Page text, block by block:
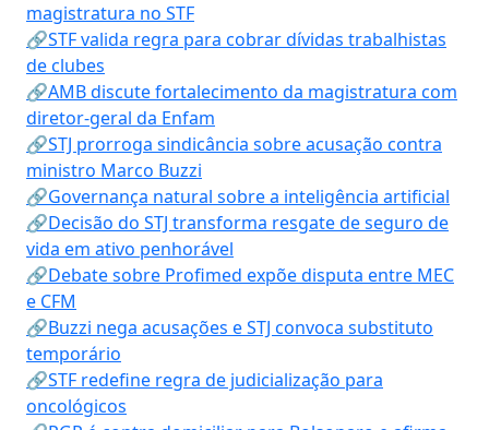
magistratura no STF
🔗STF valida regra para cobrar dívidas trabalhistas
de clubes
🔗AMB discute fortalecimento da magistratura com
diretor-geral da Enfam
🔗STJ prorroga sindicância sobre acusação contra
ministro Marco Buzzi
🔗Governança natural sobre a inteligência artificial
🔗Decisão do STJ transforma resgate de seguro de
vida em ativo penhorável
🔗Debate sobre Profimed expõe disputa entre MEC
e CFM
🔗Buzzi nega acusações e STJ convoca substituto
temporário
🔗STF redefine regra de judicialização para
oncológicos